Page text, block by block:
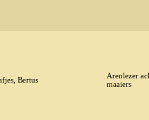
Bertus
Arenlezer
maaiers